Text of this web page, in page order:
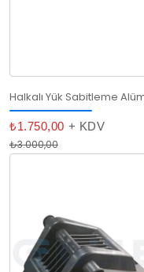
₺1.750,00 + KDV
₺3.000,00